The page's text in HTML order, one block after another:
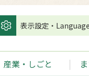
表示設定・Language
産業・しごと